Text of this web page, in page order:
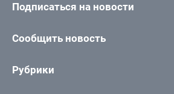
Подписаться на новости
Сообщить новость
Рубрики